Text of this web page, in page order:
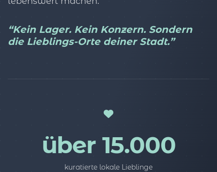
“Kein Lager. Kein Konzern. Sondern
die Lieblings-Orte deiner Stadt.”
über 15.000
kuratierte lokale Lieblinge